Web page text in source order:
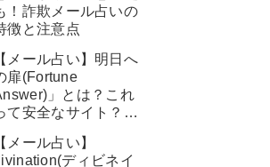
！詐欺メール占いの
徴と注意点
【メール占い】明日へ
扉(Fortune
」とは？これ
て安全なサイト？運
る占い師について調
【メール占い】
ディビネイ